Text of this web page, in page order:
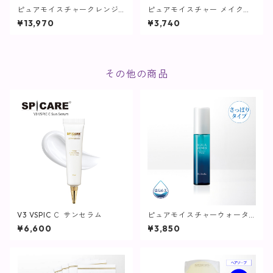
ピュアモイスチャークレンジ
ング【詰め替え(500g)+ボト
ルセット】
¥13,970
ピュアモイスチャー メイクリ
ムーバー / 80mL【リムーバ
ー】
¥3,740
その他の商品
V3 VSPIC Ｃ サンセラム
¥6,600
ピュアモイスチャーウォータ
ー/ 60mL【化粧水/さっぱり
タイプ】
¥3,850